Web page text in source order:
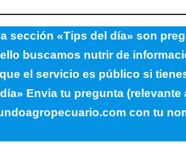
sección «Tips del día» son
buscamos nutrir de
el servicio es público si
Envia tu pregunta
con tu